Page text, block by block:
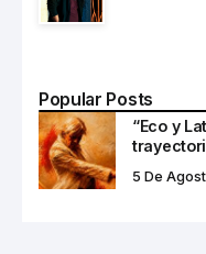
Popular Posts
“Eco y
5 De